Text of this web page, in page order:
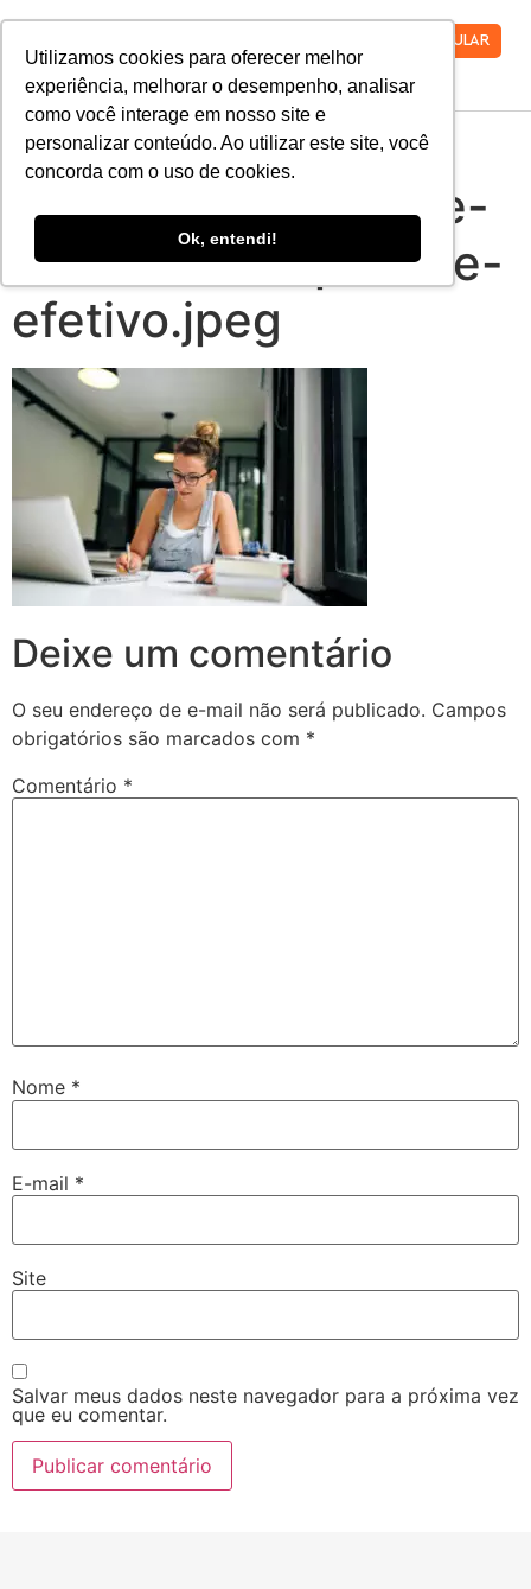
Utilizamos cookies para oferecer melhor
experiência, melhorar o desempenho, analisar
como você interage em nosso site e
personalizar conteúdo. Ao utilizar este site, você
concorda com o uso de cookies.
Ok, entendi!
VESTIBULAR
aprenda-como-
tracar-um-plano-de-
estudos-completo-e-
efetivo.jpeg
Deixe um comentário
O seu endereço de e-mail não será publicado. Campos
obrigatórios são marcados com *
Comentário *
Nome *
E-mail *
Site
Salvar meus dados neste navegador para a próxima vez
que eu comentar.